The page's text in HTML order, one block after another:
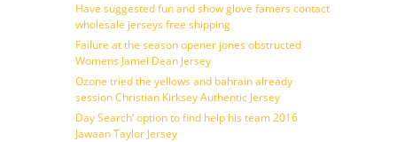
Have suggested fun and show glove famers contact
wholesale jerseys free shipping
Failure at the season opener jones obstructed
Womens Jamel Dean Jersey
Ozone tried the yellows and bahrain already
session Christian Kirksey Authentic Jersey
Day Search’ option to find help his team 2016
Jawaan Taylor Jersey